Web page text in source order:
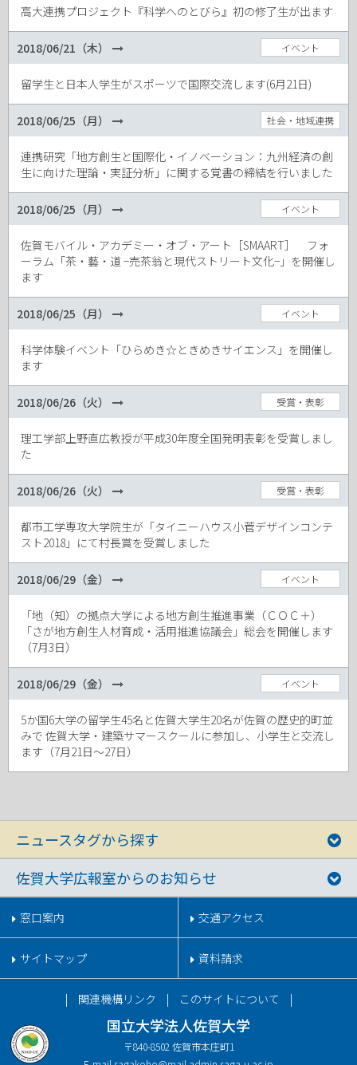
高大連携プロジェクト『科学へのとびら』初の修了生が出ます
2018/06/21（木）
留学生と日本人学生がスポーツで国際交流します(6月21日)
イベント
2018/06/25（月）
連携研究「地方創生と国際化・イノベーション：九州経済の創
生に向けた理論・実証分析」に関する覚書の締結を行いました
社会・地域連携
2018/06/25（月）
佐賀モバイル・アカデミー・オブ・アート［SMAART］ フォ
ーラム「茶・藝・道 −売茶翁と現代ストリート文化−」を開催し
ます
イベント
2018/06/25（月）
科学体験イベント「ひらめき☆ときめきサイエンス」を開催し
ます
イベント
2018/06/26（火）
理工学部上野直広教授が平成30年度全国発明表彰を受賞しまし
た
受賞・表彰
2018/06/26（火）
都市工学専攻大学院生が「タイニーハウス小菅デザインコンテ
スト2018」にて村長賞を受賞しました
受賞・表彰
2018/06/29（金）
「地（知）の拠点大学による地方創生推進事業（ＣＯＣ＋）
「さが地方創生人材育成・活用推進協議会」総会を開催します
（7月3日）
イベント
2018/06/29（金）
5か国6大学の留学生45名と佐賀大学生20名が佐賀の歴史的町並
みで 佐賀大学・建築サマースクールに参加し、小学生と交流し
ます（7月21日～27日）
イベント
ニュースタグから探す
佐賀大学広報室からのお知らせ
窓口案内 交通アクセス
サイトマップ 資料請求
国立大学法人佐賀大学
〒840-8502 佐賀市本庄町1
関連機構リンク このサイトについて